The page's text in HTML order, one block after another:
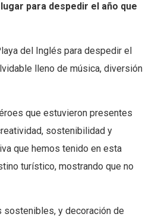
para despedir el año que
del Inglés para despedir el
lleno de música, diversión
que estuvieron presentes
sostenibilidad y
que hemos tenido en esta
turístico, mostrando que no
sostenibles, y decoración de